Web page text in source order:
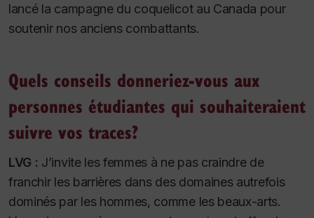
lancé la campagne du coquelicot au Canada pour
soutenir nos anciens combattants.
Quels conseils donneriez-vous aux
personnes étudiantes qui souhaiteraient
suivre vos traces?
LVG : J’invite les femmes à ne pas craindre de
franchir les barrières dans des domaines autrefois
dominés par les hommes, comme les beaux-arts.